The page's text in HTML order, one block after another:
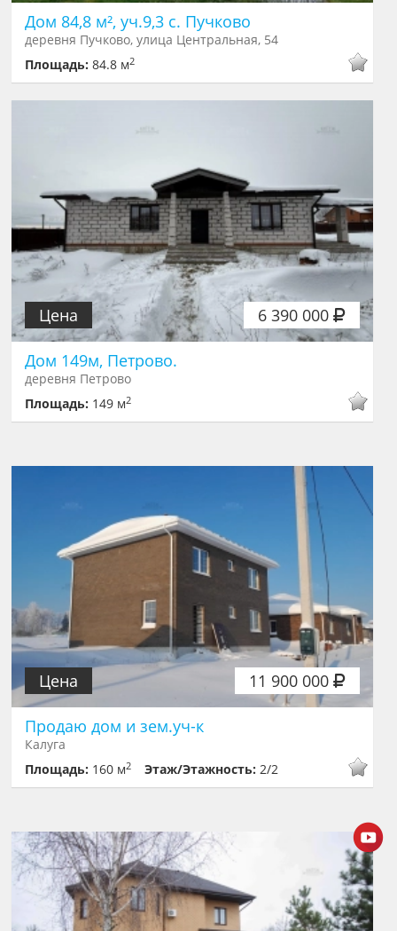
Дом 84,8 м², уч.9,3 с. Пучково
деревня Пучково, улица Центральная, 54
Площадь:84.8 м2
6 390 000
Цена
Дом 149м, Петрово.
деревня Петрово
Площадь: 149 м2
11 900 000
Цена
Продаю дом и зем.уч-к
Калуга
Площадь: 160 м2 Этаж/Этажность:2/2